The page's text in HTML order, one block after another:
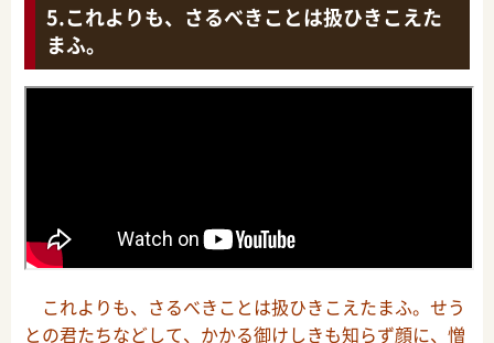
これよりも、さるべきことは扱ひきこえた
まふ。
これよりも、さるべきことは扱ひきこえたまふ。せう
との君たちなどして、かかる御けしきも知らず顔に、憎